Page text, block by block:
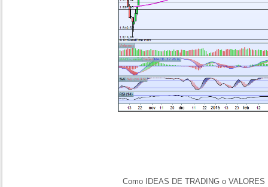
Como IDEAS DE TRADING o VALORES